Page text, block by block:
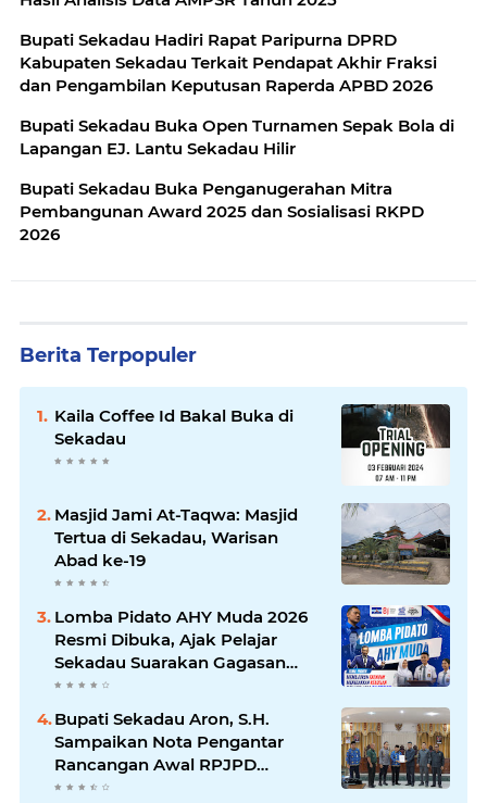
Bupati Sekadau Hadiri Rapat Paripurna DPRD
Kabupaten Sekadau Terkait Pendapat Akhir Fraksi
dan Pengambilan Keputusan Raperda APBD 2026
Bupati Sekadau Buka Open Turnamen Sepak Bola di
Lapangan EJ. Lantu Sekadau Hilir
Bupati Sekadau Buka Penganugerahan Mitra
Pembangunan Award 2025 dan Sosialisasi RKPD
2026
Berita Terpopuler
Kaila Coffee Id Bakal Buka di
Sekadau
Masjid Jami At-Taqwa: Masjid
Tertua di Sekadau, Warisan
Abad ke-19
Lomba Pidato AHY Muda 2026
Resmi Dibuka, Ajak Pelajar
Sekadau Suarakan Gagasan
untuk Masa Depan Bangsa
Bupati Sekadau Aron, S.H.
Sampaikan Nota Pengantar
Rancangan Awal RPJPD
Kabupaten Sekadau 2025-2045